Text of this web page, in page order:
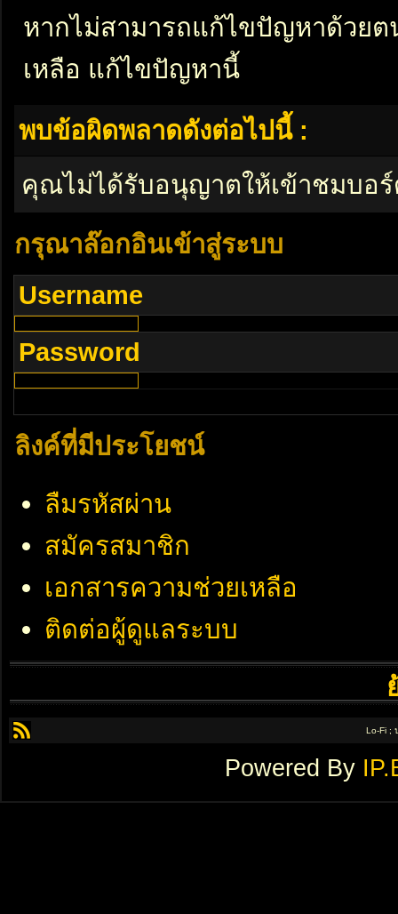
หากไม่สามารถแก้ไขปัญหาด้วย
เหลือ แก้ไขปัญหานี้
พบข้อผิดพลาดดังต่อไปนี้ :
คุณไม่ได้รับอนุญาตให้เข้าชมบอ
กรุณาล๊อกอินเข้าสู่ระบบ
Username
Password
ลิงค์ที่มีประโยชน์
ลืมรหัสผ่าน
สมัครสมาชิก
เอกสารความช่วยเหลือ
ติดต่อผู้ดูแลระบบ
Lo-Fi ;
Powered By